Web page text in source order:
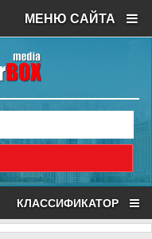
МЕНЮ САЙТА
КЛАССИФИКАТОР